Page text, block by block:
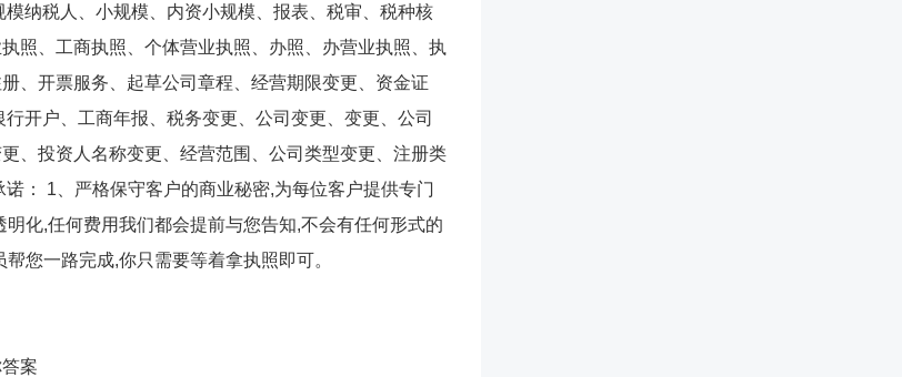
纳税人、小规模、内资小规模、报表、税审、税种核
照、工商执照、个体营业执照、办照、办营业执照、执
、开票服务、起草公司章程、经营期限变更、资金证
开户、工商年报、税务变更、公司变更、变更、公司
、投资人名称变更、经营范围、公司类型变更、注册类
： 1、严格保守客户的商业秘密,为每位客户提供专门
化,任何费用我们都会提前与您告知,不会有任何形式的
您一路完成,你只需要等着拿执照即可。
案